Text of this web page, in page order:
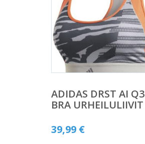
ADIDAS DRST AI Q3
BRA URHEILULIIVIT
39,99 €